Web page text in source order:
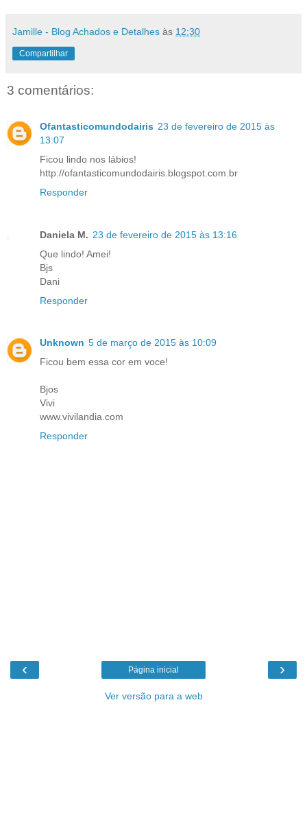
Jamille - Blog Achados e Detalhes às 12:30
Compartilhar
3 comentários:
Ofantasticomundodairis 23 de fevereiro de 2015 às
13:07
Ficou lindo nos lábios!
http://ofantasticomundodairis.blogspot.com.br
Responder
Daniela M. 23 de fevereiro de 2015 às 13:16
Que lindo! Amei!
Bjs
Dani
Responder
Unknown 5 de março de 2015 às 10:09
Ficou bem essa cor em voce!
Bjos
Vivi
www.vivilandia.com
Responder
‹ ›
Página inicial
Ver versão para a web